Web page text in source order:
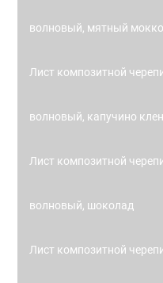
волновый, мятный мокко
Лист композитной
волновый, капучино
Лист композитной
волновый, шоколад
Лист композитной